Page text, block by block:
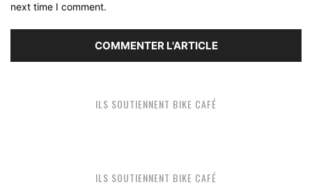
next time I comment.